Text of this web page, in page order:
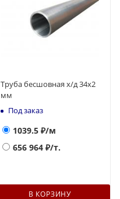
Труба бесшовная х/д 34х2
мм
Под заказ
1039.5 ₽/м
656 964 ₽/т.
В КОРЗИНУ